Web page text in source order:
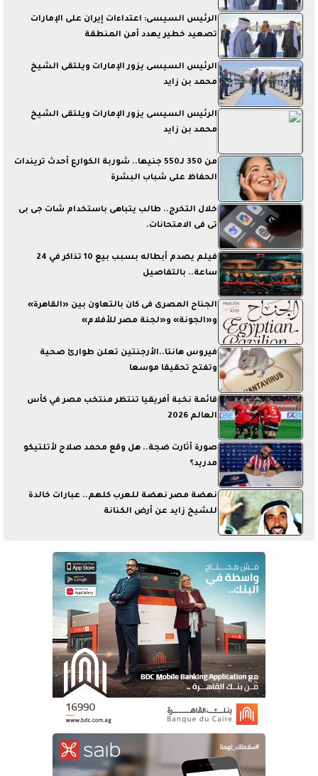
الرئيس السيسى: اعتداءات إيران على الإمارات
تصعيد خطير يهدد أمن المنطقة
الرئيس السيسى يزور الإمارات ويلتقى الشيخ
محمد بن زايد
الرئيس السيسى يزور الإمارات ويلتقى الشيخ
محمد بن زايد
من 350 لـ550 جنيها.. شوربة الكوارع أحدث تريندات
الحفاظ على شباب البشرة
خلال التخرج.. طالب يتباهى باستخدام شات جى بى
تى فى الامتحانات.
فيلم يصدم أبطاله بسبب بيع 10 تذاكر في 24
ساعة.. بالتفاصيل
الجناح المصرى فى كان بالتعاون بين «القاهرة»
و«الجونة» و«لجنة مصر للأفلام»
فيروس هانتا..الأرجنتين تعلن طوارئ صحية
وتفتح تحقيقا موسعا
قائمة نخبة أفريقيا تنتظر منتخب مصر في كأس
العالم 2026
صورة أثارت ضجة.. هل وقع محمد صلاح لأتلتيكو
مدريد؟
نهضة مصر نهضة للعرب كلهم.. عبارات خالدة
للشيخ زايد عن أرض الكنانة